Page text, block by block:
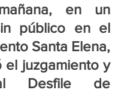
en un
público en el
Santa Elena,
el juzgamiento y
Desfile de